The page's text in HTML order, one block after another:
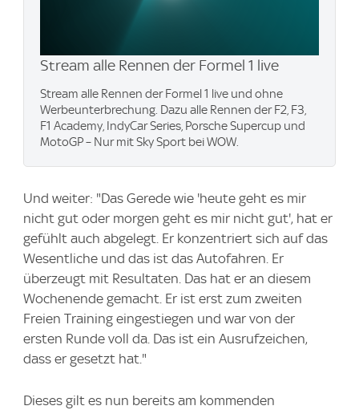
Stream alle Rennen der Formel 1 live
Stream alle Rennen der Formel 1 live und ohne
Werbeunterbrechung. Dazu alle Rennen der F2, F3,
F1 Academy, IndyCar Series, Porsche Supercup und
MotoGP – Nur mit Sky Sport bei WOW.
Und weiter: "Das Gerede wie 'heute geht es mir
nicht gut oder morgen geht es mir nicht gut', hat er
gefühlt auch abgelegt. Er konzentriert sich auf das
Wesentliche und das ist das Autofahren. Er
überzeugt mit Resultaten. Das hat er an diesem
Wochenende gemacht. Er ist erst zum zweiten
Freien Training eingestiegen und war von der
ersten Runde voll da. Das ist ein Ausrufzeichen,
dass er gesetzt hat."
Dieses gilt es nun bereits am kommenden